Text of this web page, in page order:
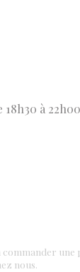
à 22h00
nous.